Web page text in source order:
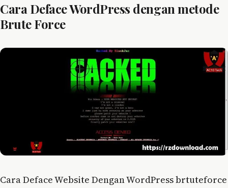
Cara Deface WordPress dengan metode
Brute Force
Cara Deface Website Dengan WordPress brtuteforce